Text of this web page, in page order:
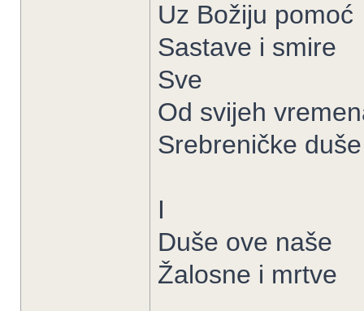
Uz Božiju pomoć
Sastave i smire
Sve
Od svijeh
Srebreničke duše
I
Duše ove naše
Žalosne i mrtve